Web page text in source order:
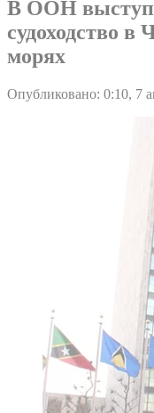
В ООН
судоходство
морях
Опубликовано: 0:10, 7